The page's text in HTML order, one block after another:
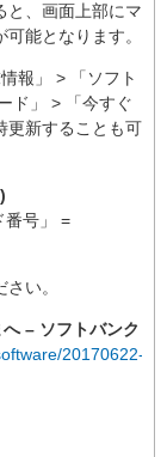
と、画面上部にマ
能となります。
報」 > 「ソフト
ド」 > 「今すぐ
新することも可
番号」 =
い。
– ソフトバンク
20170622-